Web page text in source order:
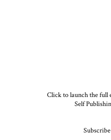
Click to launch the
Self